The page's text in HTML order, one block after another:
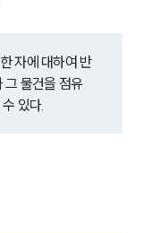
자에 대하여 반
그 물건을 점유
있다.